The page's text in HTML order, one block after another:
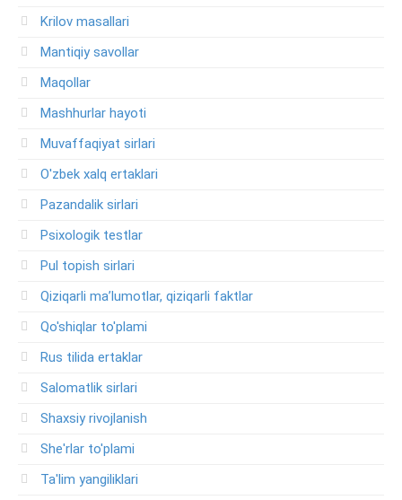
Krilov masallari
Mantiqiy savollar
Maqollar
Mashhurlar hayoti
Muvaffaqiyat sirlari
O'zbek xalq ertaklari
Pazandalik sirlari
Psixologik testlar
Pul topish sirlari
Qiziqarli ma’lumotlar, qiziqarli faktlar
Qo'shiqlar to'plami
Rus tilida ertaklar
Salomatlik sirlari
Shaxsiy rivojlanish
She'rlar to'plami
Ta'lim yangiliklari